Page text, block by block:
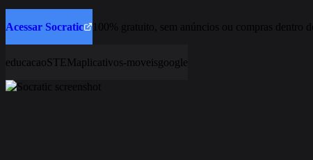
Acessar Socratic 100% gratuito, sem anúncios ou compras dentro
educacaoSTEMaplicativos-moveisgoogle